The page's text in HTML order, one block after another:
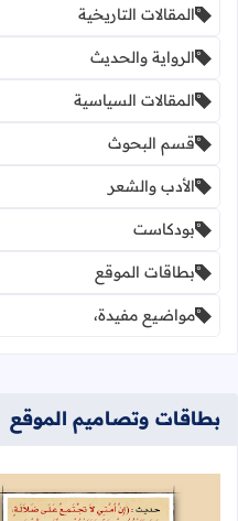
المقالات التاريخية
الرواية والحديث
المقالات السياسية
قسم البحوث
الأدب والشعر
بودكاست
بطاقات الموقع
مواضيع مفيدة،
بطاقات وتصاميم الموقع